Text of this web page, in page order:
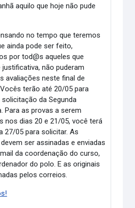
aquilo que hoje não pude
no tempo que teremos
ainda pode ser feito,
por tod@s aqueles que
justificativa, não puderam
avaliações neste final de
terão até 20/05 para
solicitação da Segunda
Para as provas a serem
nos dias 20 e 21/05, você terá
27/05 para solicitar. As
ser assinadas e enviadas
da coordenação do curso,
do polo. E as originais
pelos correios.